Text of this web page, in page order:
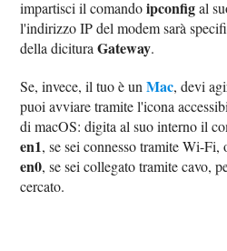
impartisci il comandoipconfigal
l'indirizzo IP del modem sarà
della dicituraGateway.
Se, invece, il tuo è unMac, devi
puoi avviare tramite l'icona
di macOS: digita al suo interno il
en1, se sei connesso tramite Wi-
en0, se sei collegato tramite cavo,
cercato.